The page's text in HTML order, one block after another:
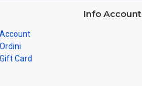
Info Account
Account
Ordini
Gift Card